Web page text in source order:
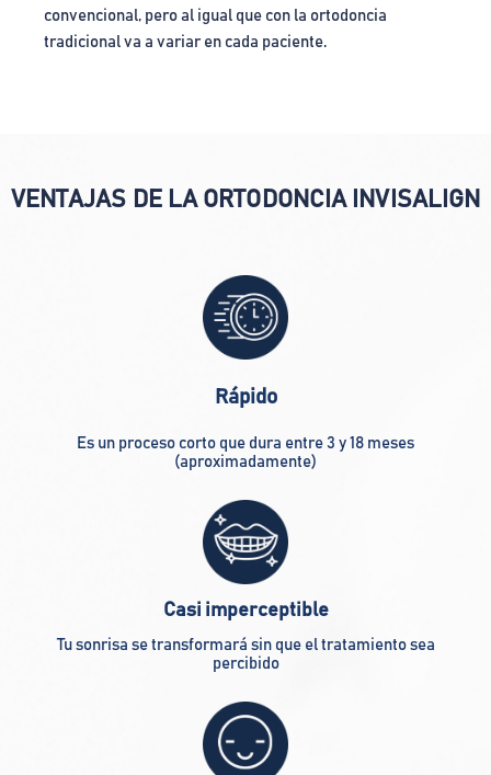
convencional, pero al igual que con la ortodoncia
tradicional va a variar en cada paciente.
VENTAJAS DE LA ORTODONCIA INVISALIGN
Rápido
Es un proceso corto que dura entre 3 y 18 meses
(aproximadamente)
Casi imperceptible
Tu sonrisa se transformará sin que el tratamiento sea
percibido